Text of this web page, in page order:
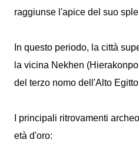
raggiunse l'apice del suo
In questo periodo, la città
la vicina Nekhen
del terzo nomo dell'Alto
I principali ritrovamenti
età d'oro: